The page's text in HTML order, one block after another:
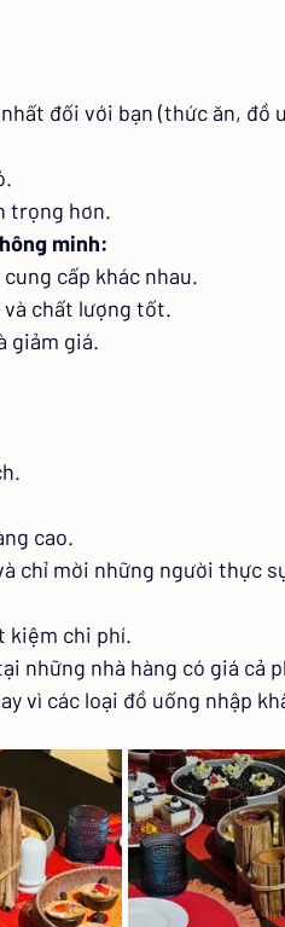
đối với bạn (thức ăn, đồ
trọng hơn.
minh:
cấp khác nhau.
và chất lượng tốt.
giảm giá.
cao.
chỉ mời những người thực
kiệm chi phí.
những nhà hàng có giá cả
vì các loại đồ uống nhập